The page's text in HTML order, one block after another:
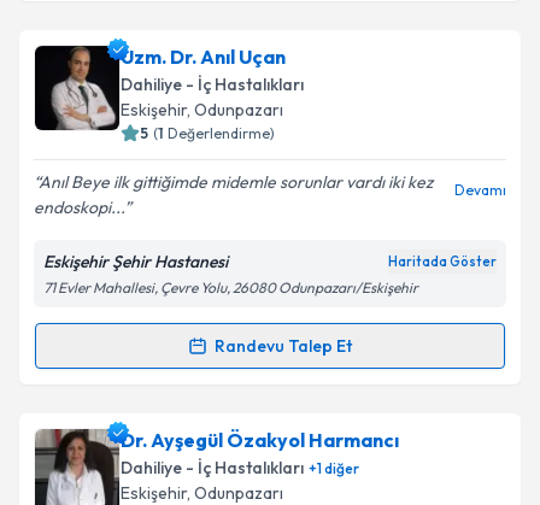
Takvim Talebini Gönder
Prof. Dr. Timuçin Kaşifoğlu
talebi oluşturun. Size bu uzmandan randevu almanız
için bir takvim hazırlandığında e-posta ile
bilgilendireceğiz.
E-posta Adresiniz
Kişisel verilerimin işlenmesine ilişkinAydınlatma
Metni'ni okudum ve kişisel verilerimin belirtilen
kapsamda işlenmesini kabul ediyorum.
Uzm. Dr. Anıl Uçan
Dahiliye - İç Hastalıkları
Eskişehir, Odunpazarı
5 (1 Değerlendirme)
Anıl Beye ilk gittiğimde midemle sorunlar vardı iki kez
endoskopi...
Devamı
Eskişehir Şehir Hastanesi Haritada Göster
71 Evler Mahallesi, Çevre Yolu, 26080 Odunpazarı/Eskişehir
Randevu Talep Et
Randevu Takvimi Talebi
Uzm. Dr. Anıl Uçaniçin randevu takvimi talebi
oluşturun. Size bu uzmandan randevu almanız için bir
takvim hazırlandığında e-posta ile bilgilendireceğiz.
Dr. Ayşegül Özakyol Harmancı
Dahiliye - İç Hastalıkları +1diğer
Eskişehir, Odunpazarı